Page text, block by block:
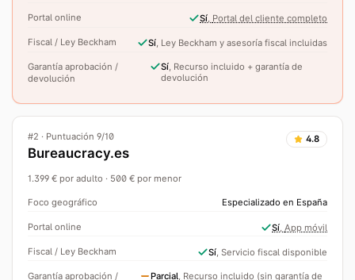
Portal online Sí, Portal del cliente completo
Fiscal / Ley Beckham Sí, Ley Beckham y asesoría fiscal incluidas
Garantía aprobación /
devolución
Sí, Recurso incluido + garantía de
devolución
#2 · Puntuación 9/10
Bureaucracy.es
4.8
1.399 € por adulto · 500 € por menor
Foco geográfico Especializado en España
Portal online Sí ,App móvil
Fiscal / Ley Beckham Sí ,Servicio fiscal disponible
Garantía aprobación / Parcial Recurso incluido (sin garantía de